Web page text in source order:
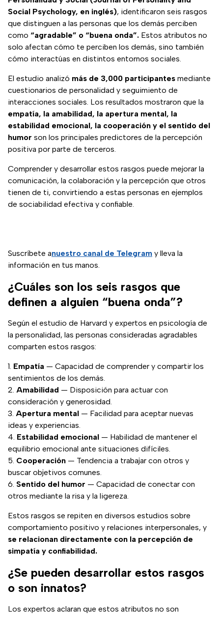
Social Psychology, en inglés), identificaron seis rasgos
que distinguen a las personas que los demás perciben
como “agradable” o “buena onda”. Estos atributos no
solo afectan cómo te perciben los demás, sino también
cómo interactúas en distintos entornos sociales.
El estudio analizó más de 3,000 participantes mediante
cuestionarios de personalidad y seguimiento de
interacciones sociales. Los resultados mostraron que la
empatía, la amabilidad, la apertura mental, la
estabilidad emocional, la cooperación y el sentido del
humor son los principales predictores de la percepción
positiva por parte de terceros.
Comprender y desarrollar estos rasgos puede mejorar la
comunicación, la colaboración y la percepción que otros
tienen de ti, convirtiendo a estas personas en ejemplos
de sociabilidad efectiva y confiable.
Suscríbete anuestro canal de Telegram y lleva la
información en tus manos.
¿Cuáles son los seis rasgos que
definen a alguien “buena onda”?
Según el estudio de Harvard y expertos en psicología de
la personalidad, las personas consideradas agradables
comparten estos rasgos:
Empatía — Capacidad de comprender y compartir los
sentimientos de los demás.
Amabilidad — Disposición para actuar con
consideración y generosidad.
Apertura mental — Facilidad para aceptar nuevas
ideas y experiencias.
Estabilidad emocional — Habilidad de mantener el
equilibrio emocional ante situaciones difíciles.
Cooperación — Tendencia a trabajar con otros y
buscar objetivos comunes.
Sentido del humor — Capacidad de conectar con
otros mediante la risa y la ligereza.
Estos rasgos se repiten en diversos estudios sobre
comportamiento positivo y relaciones interpersonales, y
se relacionan directamente con la percepción de
simpatía y confiabilidad.
¿Se pueden desarrollar estos rasgos
o son innatos?
Los expertos aclaran que estos atributos no son